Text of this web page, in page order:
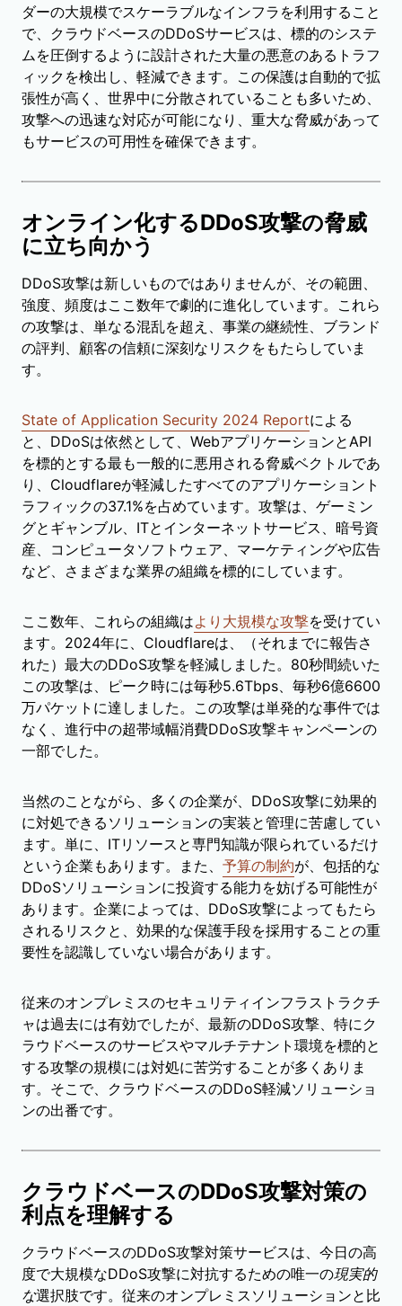
ダーの大規模でスケーラブルなインフラを利用すること
で、クラウドベースのDDoSサービスは、標的のシステ
ムを圧倒するように設計された大量の悪意のあるトラフ
ィックを検出し、軽減できます。この保護は自動的で拡
張性が高く、世界中に分散されていることも多いため、
攻撃への迅速な対応が可能になり、重大な脅威があって
もサービスの可用性を確保できます。
オンライン化するDDoS攻撃の脅威
に立ち向かう
DDoS攻撃は新しいものではありませんが、その範囲、
強度、頻度はここ数年で劇的に進化しています。これら
の攻撃は、単なる混乱を超え、事業の継続性、ブランド
の評判、顧客の信頼に深刻なリスクをもたらしていま
す。
State of Application Security 2024 Reportによる
と、DDoSは依然として、WebアプリケーションとAPI
を標的とする最も一般的に悪用される脅威ベクトルであ
り、Cloudflareが軽減したすべてのアプリケーショント
ラフィックの37.1%を占めています。攻撃は、ゲーミン
グとギャンブル、ITとインターネットサービス、暗号資
産、コンピュータソフトウェア、マーケティングや広告
など、さまざまな業界の組織を標的にしています。
ここ数年、これらの組織はより大規模な攻撃を受けてい
ます。2024年に、Cloudflareは、（それまでに報告さ
れた）最大のDDoS攻撃を軽減しました。80秒間続いた
この攻撃は、ピーク時には毎秒5.6Tbps、毎秒6億6600
万パケットに達しました。この攻撃は単発的な事件では
なく、進行中の超帯域幅消費DDoS攻撃キャンペーンの
一部でした。
当然のことながら、多くの企業が、DDoS攻撃に効果的
に対処できるソリューションの実装と管理に苦慮してい
ます。単に、ITリソースと専門知識が限られているだけ
という企業もあります。また、 予算の制約が、包括的な
DDoSソリューションに投資する能力を妨げる可能性が
あります。企業によっては、DDoS攻撃によってもたら
されるリスクと、効果的な保護手段を採用することの重
要性を認識していない場合があります。
従来のオンプレミスのセキュリティインフラストラクチ
ャは過去には有効でしたが、最新のDDoS攻撃、特にク
ラウドベースのサービスやマルチテナント環境を標的と
する攻撃の規模には対処に苦労することが多くありま
す。そこで、クラウドベースのDDoS軽減ソリューショ
ンの出番です。
クラウドベースのDDoS攻撃対策の
利点を理解する
クラウドベースのDDoS攻撃対策サービスは、今日の高
度で大規模なDDoS攻撃に対抗するための唯一の現実的
な選択肢です。従来のオンプレミスソリューションと比